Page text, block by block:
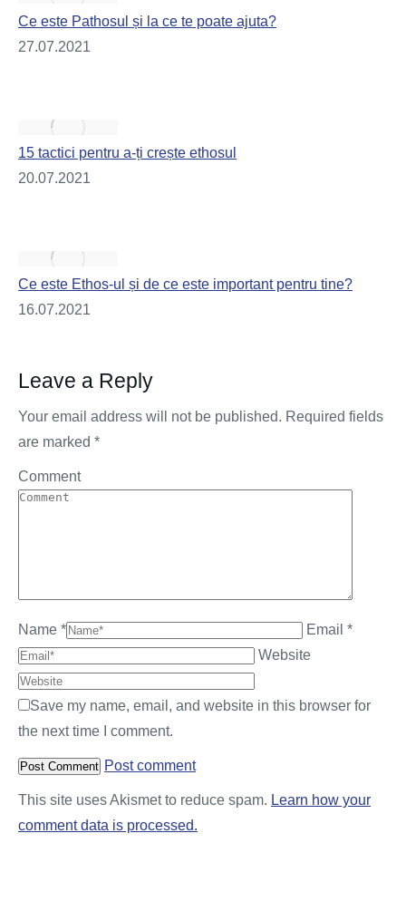
Ce este Pathosul și la ce te poate ajuta?
27.07.2021
15 tactici pentru a-ți crește ethosul
20.07.2021
Ce este Ethos-ul și de ce este important pentru tine?
16.07.2021
Leave a Reply
Your email address will not be published. Required fields
are marked *
Comment
Name *
Email *
Website
Save my name, email, and website in this browser for
the next time I comment.
Post comment
This site uses Akismet to reduce spam. Learn how your
comment data is processed.